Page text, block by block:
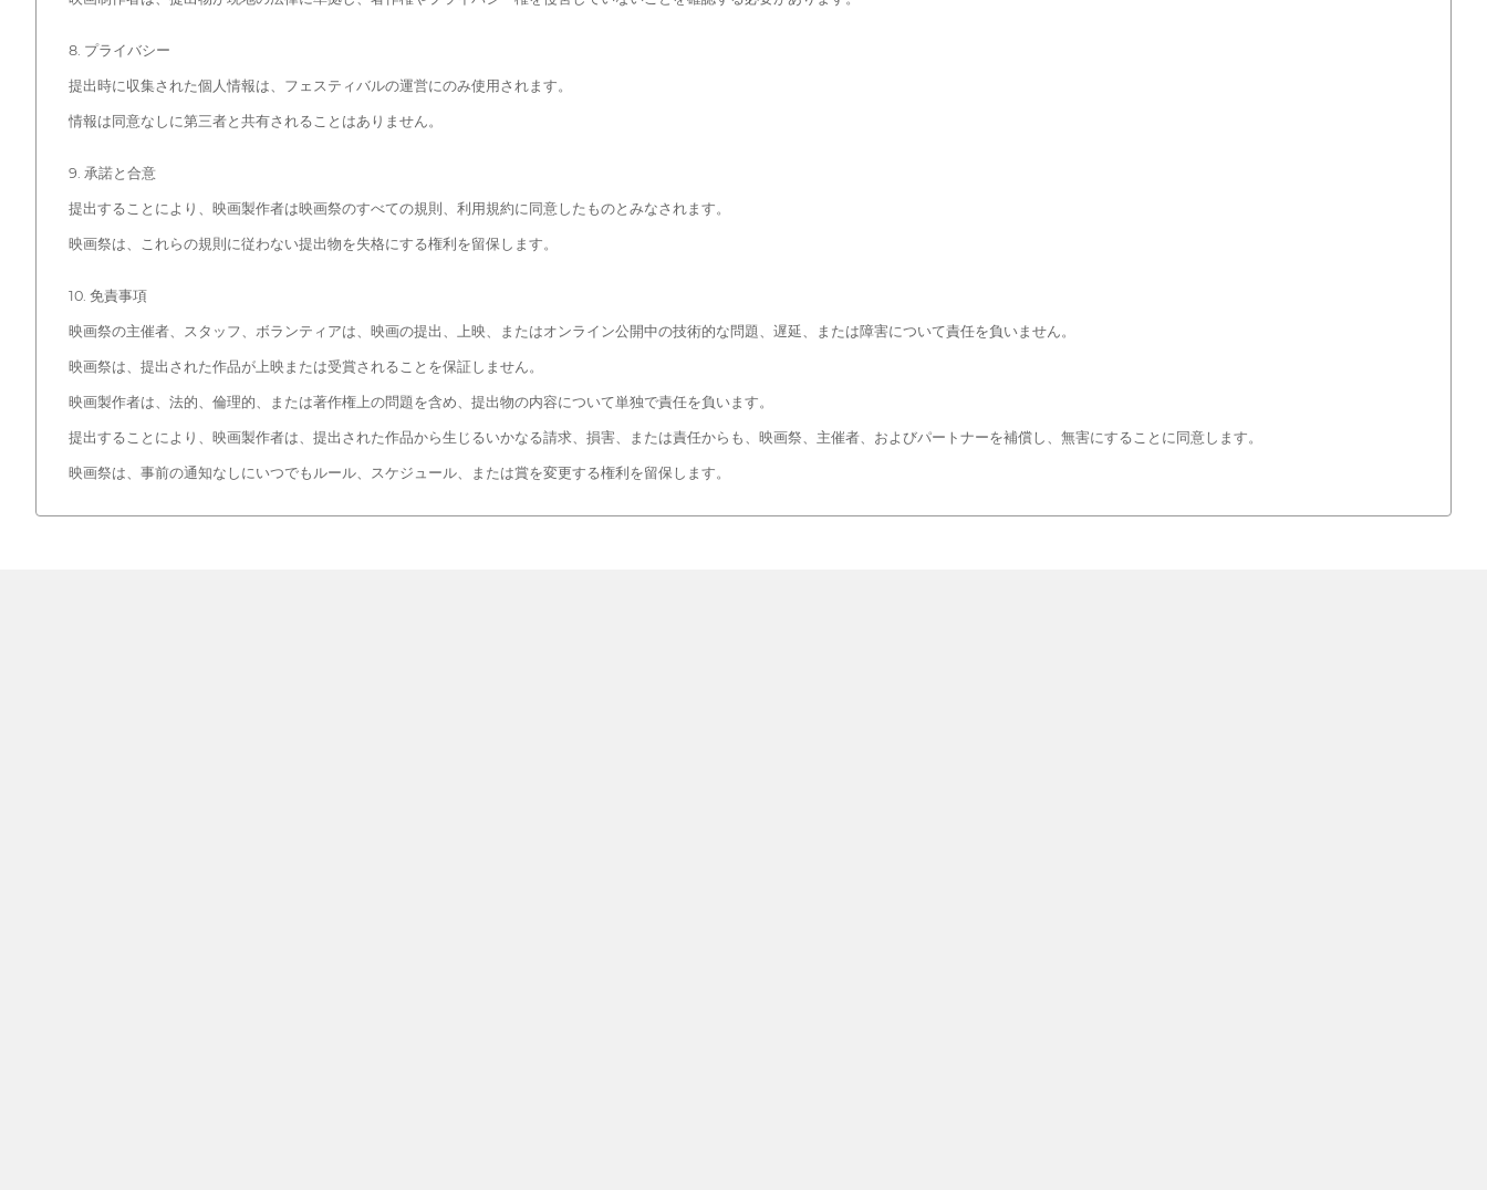
8. プライバシー
提出時に収集された個人情報は、フェスティバルの運営にのみ使用されます。
情報は同意なしに第三者と共有されることはありません。
9. 承諾と合意
提出することにより、映画製作者は映画祭のすべての規則、利用規約に同意したものとみなされます。
映画祭は、これらの規則に従わない提出物を失格にする権利を留保します。
10. 免責事項
映画祭の主催者、スタッフ、ボランティアは、映画の提出、上映、またはオンライン公開中の技術的な問題、遅延、または障害について責任を負いません。
映画祭は、提出された作品が上映または受賞されることを保証しません。
映画製作者は、法的、倫理的、または著作権上の問題を含め、提出物の内容について単独で責任を負います。
提出することにより、映画製作者は、提出された作品から生じるいかなる請求、損害、または責任からも、映画祭、主催者、およびパートナーを補償し、無害にすることに同意します。
映画祭は、事前の通知なしにいつでもルール、スケジュール、または賞を変更する権利を留保します。